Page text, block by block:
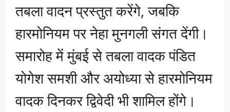
तबला वादन प्रस्तुत करेंगे, जबकि
हारमोनियम पर नेहा मुनगली संगत देंगी।
समारोह में मुंबई से तबला वादक पंडित
योगेश समशी और अयोध्या से हारमोनियम
वादक दिनकर द्विवेदी भी शामिल होंगे।